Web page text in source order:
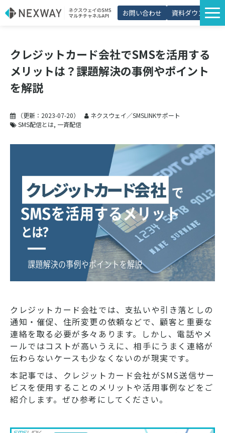
お問い合わせ 資料ダウンロード
選ばれる理由
プラン・価格
活用シーン
パートナー制度
クレジットカード会社でSMSを活用する
メリットは？課題解決の事例やポイント
を解説
（更新： 2023-07-20）
ネクスウェイ／SMSLINKサポート
SMS配信とは 一斉配信
クレジットカード会社では、支払いや引き落としの
通知・催促、住所変更の依頼などで、顧客と重要な
連絡を取る必要が多々あります。しかし、電話やメ
ールではコストが高いうえに、相手にうまく連絡が
伝わらないケースも少なくないのが現実です。
本記事では、クレジットカード会社がSMS送信サー
ビスを使用することのメリットや活用事例などをご
紹介します。ぜひ参考にしてください。